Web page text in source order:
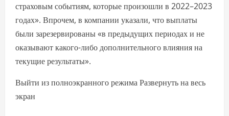
страховым событиям, которые произошли в 2022–2023
годах». Впрочем, в компании указали, что выплаты
были зарезервированы «в предыдущих периодах и не
оказывают какого-либо дополнительного влияния на
текущие результаты».
Выйти из полноэкранного режима Развернуть на весь
экран